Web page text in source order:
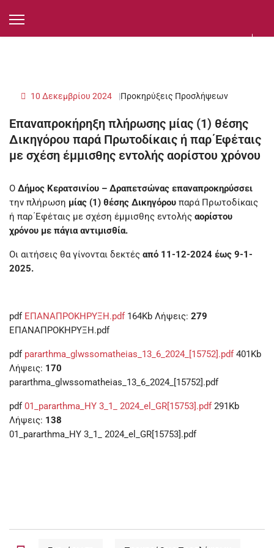
Προκηρύξεις Προσλήψεων
10 Δεκεμβρίου 2024
Επαναπροκήρηξη πλήρωσης μίας (1) θέσης
Δικηγόρου παρά Πρωτοδίκαις ή παρ΄Εφέταις
με σχέση έμμισθης εντολής αορίστου χρόνου
Ο Δήμος Κερατσινίου – Δραπετσώνας επαναπροκηρύσσει
την πλήρωση μίας (1) θέσης Δικηγόρου παρά Πρωτοδίκαις
ή παρ΄Εφέταις με σχέση έμμισθης εντολής αορίστου
χρόνου με πάγια αντιμισθία.
Οι αιτήσεις θα γίνονται δεκτές από 11-12-2024 έως 9-1-
2025.
pdf ΕΠΑΝΑΠΡΟΚΗΡΥΞΗ.pdf 164Kb Λήψεις: 279
ΕΠΑΝΑΠΡΟΚΗΡΥΞΗ.pdf
pdf pararthma_glwssomatheias_13_6_2024_[15752].pdf 401Kb
Λήψεις: 170
pararthma_glwssomatheias_13_6_2024_[15752].pdf
pdf 01_pararthma_HY 3_1_ 2024_el_GR[15753].pdf 291Kb
Λήψεις: 138
01_pararthma_HY 3_1_ 2024_el_GR[15753].pdf